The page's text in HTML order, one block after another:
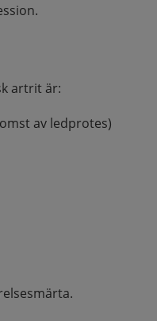
artrit är:
av ledprotes)